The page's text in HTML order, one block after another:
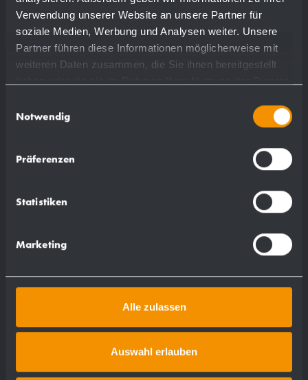
Verwendung unserer Website an unsere Partner für
soziale Medien, Werbung und Analysen weiter. Unsere
Partner führen diese Informationen möglicherweise mit
weiteren Daten zusammen, die Sie ihnen bereitgestellt
Notwendig
Präferenzen
Statistiken
Marketing
Alle zulassen
Auswahl erlauben
più dettagli